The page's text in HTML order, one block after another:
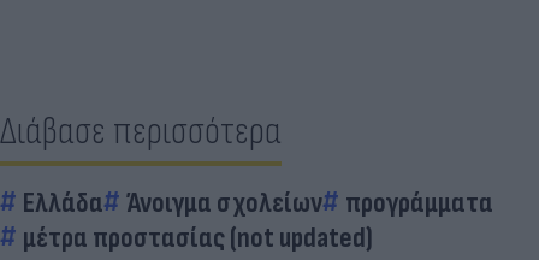
Διάβασε περισσότερα
Ελλάδα Άνοιγμα σχολείων
προγράμματα
μέτρα προστασίας (not updated)